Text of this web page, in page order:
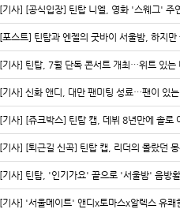
[기사] [공식입장] 틴탑 니엘, 영화 '스웨그'
[포스트] 틴탑과 엔젤의 굿바이 서울밤, 하지
[기사] 틴탑, 7월 단독 콘서트 개최…위트 있
[기사] 신화 앤디, 대만 팬미팅 성료…팬이
[기사] [쥬크박스] 틴탑 캡, 데뷔 8년만에 솔
[기사] [퇴근길 신곡] 틴탑 캡, 리더의 몰랐던
[기사] 틴탑, '인기가요' 끝으로 '서울밤' 음방
[기사] '서울메이트' 앤디x토마스x알렉스 유